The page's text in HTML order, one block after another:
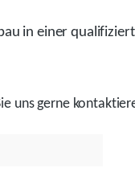
in einer
uns gerne